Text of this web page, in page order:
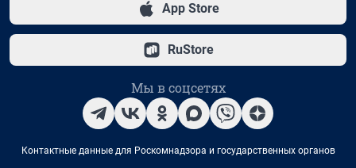
App Store
RuStore
Мы в соцсетях
Контактные данные для Роскомнадзора и государственных органов